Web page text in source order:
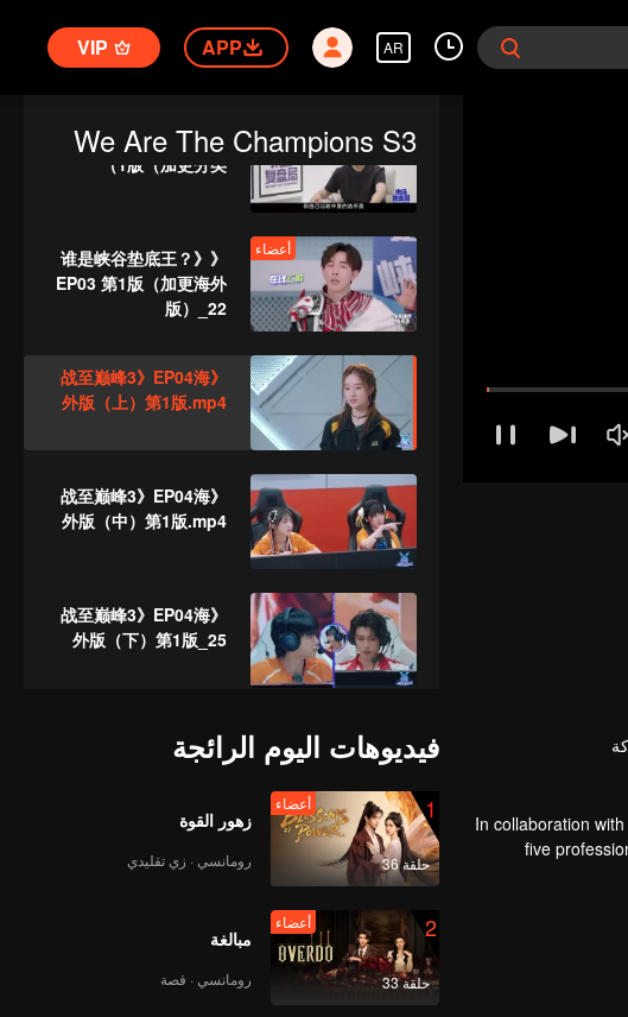
AR
APP
VIP
We Are The Champions S3
外版（下）第2版_19
أعضاء
《来场复盘局》EP04第
1版（加更分类）
أعضاء
《谁是峡谷垫底王？》
EP03 第1版（加更海外
版）_22
《战至巅峰3》EP04海
外版（上）第1版.mp4
《战至巅峰3》EP04海
外版（中）第1版.mp4
《战至巅峰3》EP04海
外版（下）第1版_25
《谁是峡谷垫底王？》
EP04 第1版（加更海外
《战至巅峰3》EP05海
外版（上）第2版_28
《战至巅峰3》EP05海
外版（中）第2版_29
In collaboration
five
فيديوهات اليوم الرائجة
1
حلقة 36
أعضاء
زهور القوة
رومانسي · زي تقليدي
2
حلقة 33
أعضاء
مبالغة
رومانسي · قصة